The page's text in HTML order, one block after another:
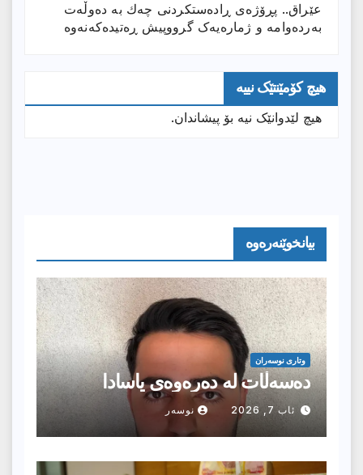
عێراق.. پڕۆژەی ڕادەستكردنی چەك بە دەوڵەت
بەردەوامە و ژمارەیەک گرووپیش ڕەتیدەکەنەوە
هیچ کۆمێنتێک نییە
هیچ لێدوانێک نیە بۆ پیشاندان.
بیانخوێنەرەوە
وتارى نوسەران
دەسەڵات لە دەرەوەی یاسادا
ئاب 7, 2026 نوسەر